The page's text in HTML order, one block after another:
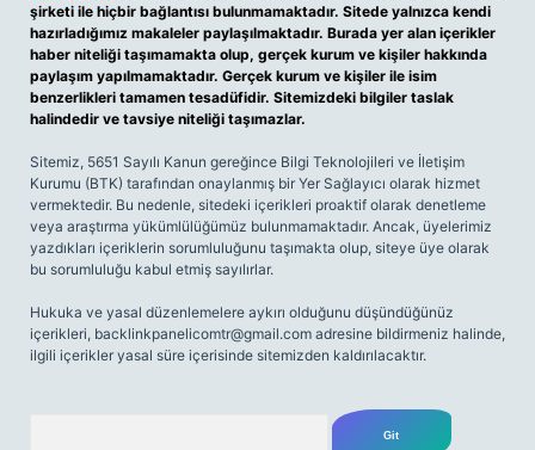
şirketi ile hiçbir bağlantısı bulunmamaktadır. Sitede yalnızca kendi
hazırladığımız makaleler paylaşılmaktadır. Burada yer alan içerikler
haber niteliği taşımamakta olup, gerçek kurum ve kişiler hakkında
paylaşım yapılmamaktadır. Gerçek kurum ve kişiler ile isim
benzerlikleri tamamen tesadüfidir. Sitemizdeki bilgiler taslak
halindedir ve tavsiye niteliği taşımazlar.
Sitemiz, 5651 Sayılı Kanun gereğince Bilgi Teknolojileri ve İletişim
Kurumu (BTK) tarafından onaylanmış bir Yer Sağlayıcı olarak hizmet
vermektedir. Bu nedenle, sitedeki içerikleri proaktif olarak denetleme
veya araştırma yükümlülüğümüz bulunmamaktadır. Ancak, üyelerimiz
yazdıkları içeriklerin sorumluluğunu taşımakta olup, siteye üye olarak
bu sorumluluğu kabul etmiş sayılırlar.
Hukuka ve yasal düzenlemelere aykırı olduğunu düşündüğünüz
içerikleri, backlinkpanelicomtr@gmail.com adresine bildirmeniz halinde,
ilgili içerikler yasal süre içerisinde sitemizden kaldırılacaktır.